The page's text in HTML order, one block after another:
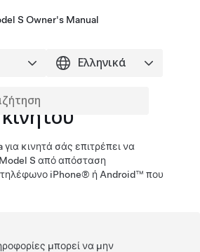
S Owner's Manual
κινητά σάς επιτρέπει να
Model S από απόσταση
τηλέφωνο iPhone® ή Android™ που
μπορεί να μην